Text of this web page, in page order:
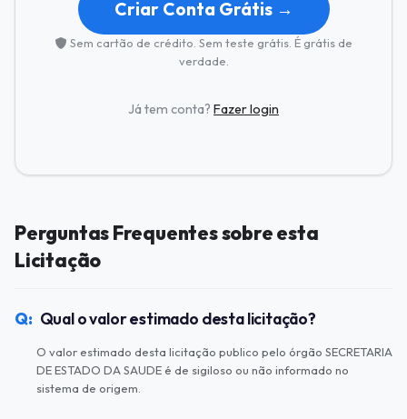
Criar Conta Grátis →
Sem cartão de crédito. Sem teste grátis. É grátis de
verdade.
Já tem conta? Fazer login
Perguntas Frequentes sobre esta
Licitação
Qual o valor estimado desta licitação?
O valor estimado desta licitação publico pelo órgão SECRETARIA
DE ESTADO DA SAUDE é de sigiloso ou não informado no
sistema de origem.